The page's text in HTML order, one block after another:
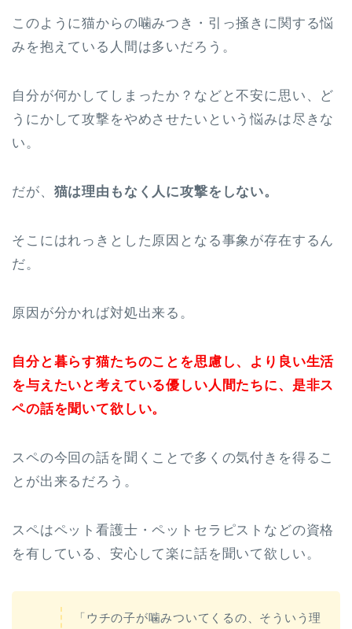
このように猫からの噛みつき・引っ掻きに関する悩
みを抱えている人間は多いだろう。
自分が何かしてしまったか？などと不安に思い、ど
うにかして攻撃をやめさせたいという悩みは尽きな
い。
だが、 猫は理由もなく人に攻撃をしない。
そこにはれっきとした原因となる事象が存在するん
だ。
原因が分かれば対処出来る。
自分と暮らす猫たちのことを思慮し、より良い生活
を与えたいと考えている優しい人間たちに、是非ス
ペの話を聞いて欲しい。
スペの今回の話を聞くことで多くの気付きを得るこ
とが出来るだろう。
スペはペット看護士・ペットセラピストなどの資格
を有している、安心して楽に話を聞いて欲しい。
「ウチの子が噛みついてくるの、そういう理